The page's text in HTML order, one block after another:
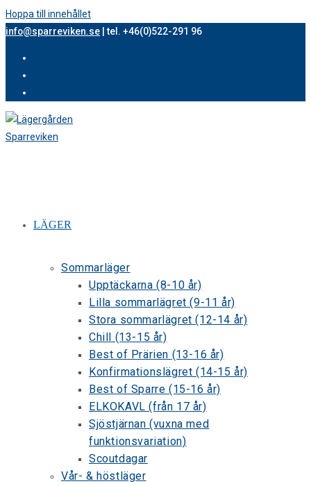
Hoppa till innehållet
info@sparreviken.se | tel. +46(0)522-291 96
LÄGER
Sommarläger
Upptäckarna (8-10 år)
Lilla sommarlägret (9-11 år)
Stora sommarlägret (12-14 år)
Chill (13-15 år)
Best of Prärien (13-16 år)
Konfirmationslägret (14-15 år)
Best of Sparre (15-16 år)
ELKOKAVL (från 17 år)
Sjöstjärnan (vuxna med
funktionsvariation)
Scoutdagar
Vår- & höstläger